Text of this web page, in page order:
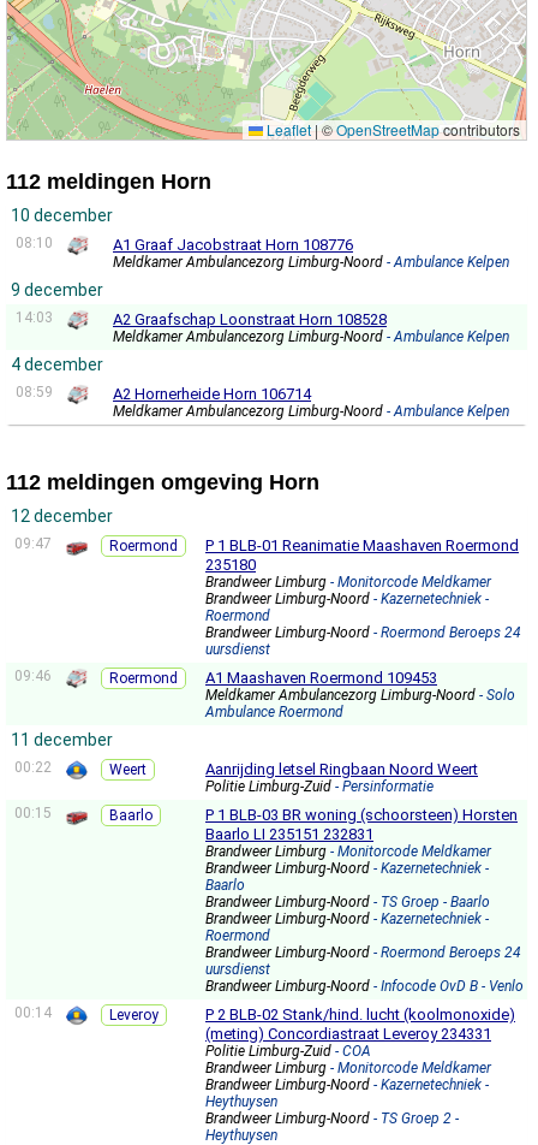
Leaflet|©OpenStreetMapcontributors
112 meldingen Horn
10 december
08:10 A1 Graaf Jacobstraat Horn 108776
Meldkamer Ambulancezorg Limburg-Noord - Ambulance Kelpen
9 december
14:03 A2 Graafschap Loonstraat Horn 108528
Meldkamer Ambulancezorg Limburg-Noord - Ambulance Kelpen
4 december
08:59 A2 Hornerheide Horn 106714
Meldkamer Ambulancezorg Limburg-Noord - Ambulance Kelpen
112 meldingen omgeving Horn
12 december
09:47 Roermond
P 1 BLB-01 Reanimatie Maashaven Roermond
235180
Brandweer Limburg - Monitorcode Meldkamer
Brandweer Limburg-Noord - Kazernetechniek -
Roermond
Brandweer Limburg-Noord - Roermond Beroeps 24
uursdienst
09:46
Roermond A1 Maashaven Roermond 109453
Meldkamer Ambulancezorg Limburg-Noord - Solo
Ambulance Roermond
11 december
00:22 Weert Aanrijding letsel Ringbaan Noord Weert
Politie Limburg-Zuid - Persinformatie
00:15
Baarlo
P 1 BLB-03 BR woning (schoorsteen) Horsten
Baarlo LI 235151 232831
Brandweer Limburg - Monitorcode Meldkamer
Brandweer Limburg-Noord - Kazernetechniek -
Baarlo
Brandweer Limburg-Noord - TS Groep - Baarlo
Brandweer Limburg-Noord - Kazernetechniek -
Roermond
Brandweer Limburg-Noord - Roermond Beroeps 24
uursdienst
Brandweer Limburg-Noord - Infocode OvD B - Venlo
00:14
Leveroy
P 2 BLB-02 Stank/hind. lucht (koolmonoxide)
(meting) Concordiastraat Leveroy 234331
Politie Limburg-Zuid - COA
Brandweer Limburg - Monitorcode Meldkamer
Brandweer Limburg-Noord - Kazernetechniek -
Heythuysen
Brandweer Limburg-Noord - TS Groep 2 -
Heythuysen